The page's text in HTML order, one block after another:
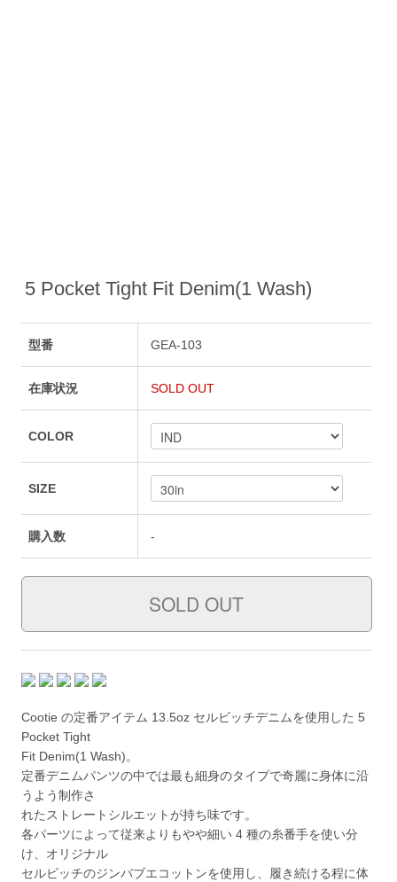
5 Pocket Tight Fit Denim(1 Wash)
型番 GEA-103
在庫状況 SOLD OUT
COLOR
SIZE
購入数 -
Cootie の定番アイテム 13.5oz セルビッチデニムを使用した 5
Pocket Tight
Fit Denim(1 Wash)。
定番デニムパンツの中では最も細身のタイプで奇麗に身体に沿
うよう制作さ
れたストレートシルエットが持ち味です。
各パーツによって従来よりもやや細い 4 種の糸番手を使い分
け、オリジナル
セルビッチのジンバブエコットンを使用し、履き続ける程に体